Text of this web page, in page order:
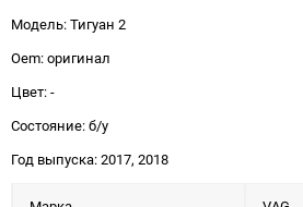
Модель: Тигуан 2
Oem: оригинал
Цвет: -
Состояние: б/у
Год выпуска: 2017, 2018